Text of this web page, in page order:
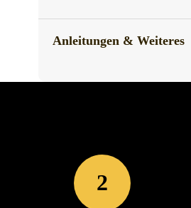
Anleitungen & Weiteres
2